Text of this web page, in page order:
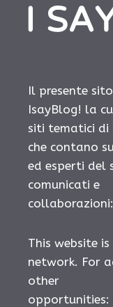
Il presente
IsayBlog! la
siti tematici di
che contano
ed esperti del
comunicati e
collaborazioni:
This website
network. For
other
opportunities: